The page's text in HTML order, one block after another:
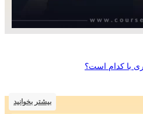
بیشتر بخوانید